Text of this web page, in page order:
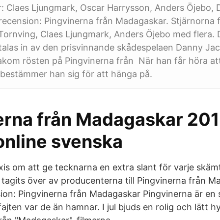
Claes Ljungmark, Oscar Harrysson, Anders Öjebo,
Pingvinerna från Madagaskar. Stjärnorna
Claes Ljungmark, Anders Öjebo med flera.
in av den prisvinnande skådespelaen Danny
rösten på Pingvinerna från När han får höra
han sig för att hänga på.
från Madagaskar
svenska
om att ge tecknarna en extra slant för varje
över av producenterna till Pingvinerna från
Pingvinerna från Madagaskar Pingvinerna är en
var de än hamnar. I jul bjuds en rolig och lätt